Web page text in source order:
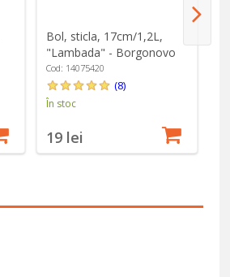
Bol, sticla, 17cm/1,2L,
"Lambada" - Borgonovo
Cod: 14075420
(8)
În stoc
19 lei